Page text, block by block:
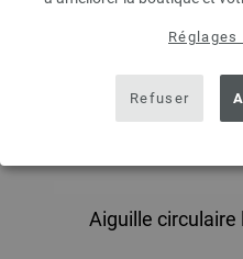
Refuser
Aiguille circulaire